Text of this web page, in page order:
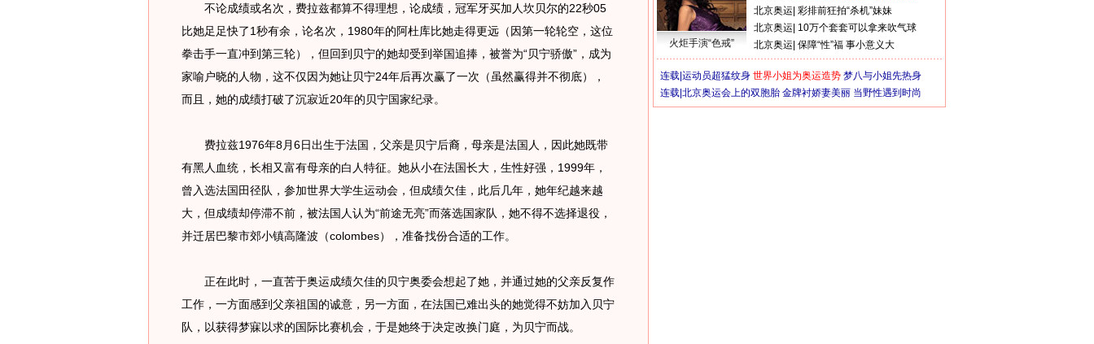
不论成绩或名次，费拉兹都算不得理想，论成绩，冠军牙买加人坎贝尔的22秒05
比她足足快了1秒有余，论名次，1980年的阿杜库比她走得更远（因第一轮轮空，这位
拳击手一直冲到第三轮），但回到贝宁的她却受到举国追捧，被誉为“贝宁骄傲”，成为
家喻户晓的人物，这不仅因为她让贝宁24年后再次赢了一次（虽然赢得并不彻底），
而且，她的成绩打破了沉寂近20年的贝宁国家纪录。
费拉兹1976年8月6日出生于法国，父亲是贝宁后裔，母亲是法国人，因此她既带
有黑人血统，长相又富有母亲的白人特征。她从小在法国长大，生性好强，1999年，
曾入选法国田径队，参加世界大学生运动会，但成绩欠佳，此后几年，她年纪越来越
大，但成绩却停滞不前，被法国人认为“前途无亮”而落选国家队，她不得不选择退役，
并迁居巴黎市郊小镇高隆波（colombes），准备找份合适的工作。
正在此时，一直苦于奥运成绩欠佳的贝宁奥委会想起了她，并通过她的父亲反复作
工作，一方面感到父亲祖国的诚意，另一方面，在法国已难出头的她觉得不妨加入贝宁
队，以获得梦寐以求的国际比赛机会，于是她终于决定改换门庭，为贝宁而战。
火炬手演“色戒”
北京奥运 彩排前狂拍“杀机”妹妹
北京奥运 10万个套套可以拿来吹气球
北京奥运 保障“性”福 事小意义大
连载| 运动员超猛纹身 世界小姐为奥运造势 梦八与小姐先热身
连载| 北京奥运会上的双胞胎 金牌衬娇妻美丽 当野性遇到时尚